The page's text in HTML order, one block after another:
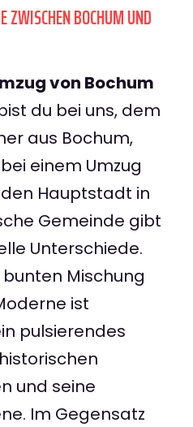
ZWISCHEN BOCHUM UND
von Bochum
du bei uns, dem
aus Bochum,
einem Umzug
Hauptstadt in
Gemeinde gibt
Unterschiede.
Mischung
ist
pulsierendes
und seine
Im Gegensatz